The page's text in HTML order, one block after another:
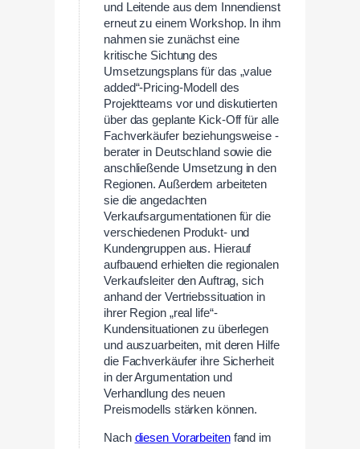
und Leitende aus dem Innendienst
erneut zu einem Workshop. In ihm
nahmen sie zunächst eine
kritische Sichtung des
Umsetzungsplans für das „value
added“-Pricing-Modell des
Projektteams vor und diskutierten
über das geplante Kick-Off für alle
Fachverkäufer beziehungsweise -
berater in Deutschland sowie die
anschließende Umsetzung in den
Regionen. Außerdem arbeiteten
sie die angedachten
Verkaufsargumentationen für die
verschiedenen Produkt- und
Kundengruppen aus. Hierauf
aufbauend erhielten die regionalen
Verkaufsleiter den Auftrag, sich
anhand der Vertriebssituation in
ihrer Region „real life“-
Kundensituationen zu überlegen
und auszuarbeiten, mit deren Hilfe
die Fachverkäufer ihre Sicherheit
in der Argumentation und
Verhandlung des neuen
Preismodells stärken können.
Nach diesen Vorarbeitenfand im